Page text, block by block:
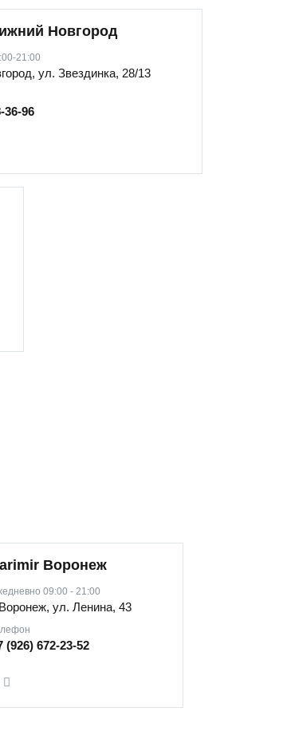
Новгород
21:00
ул. Звездинка, 28/13
36-96
Воронеж
09:00 - 21:00
Воронеж, ул. Ленина, 43
(926) 672-23-52